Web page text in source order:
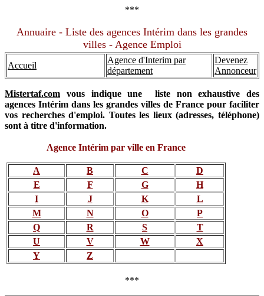
***
Annuaire - Liste des agences Intérim dans les grandes
villes - Agence Emploi
Accueil
Agence d'Interim par
département
Devenez
Annonceur
Mistertaf.com vous indique une liste non exhaustive des
agences Intérim dans les grandes villes de France pour faciliter
vos recherches d'emploi. Toutes les lieux (adresses, téléphone)
sont à titre d'information.
Agence Intérim par ville en France
A B C
D
E
F G
H
I
J K
L
M
N O
P
Q
R S
T
U
V W
X
Y
Z
***